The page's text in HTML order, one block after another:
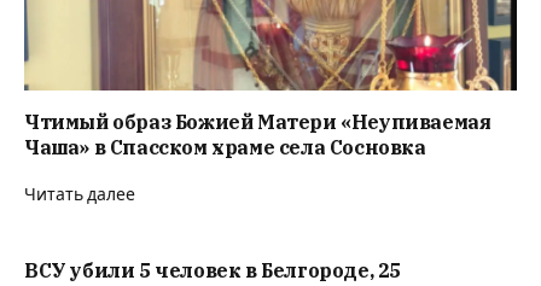
Чтимый образ Божией Матери «Неупиваемая
Чаша» в Спасском храме села Сосновка
Читать далее
ВСУ убили 5 человек в Белгороде, 25